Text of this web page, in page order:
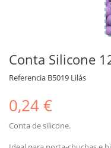
Conta Silicone
Referencia B5019 Lilás
0,24 €
Conta de silicone.